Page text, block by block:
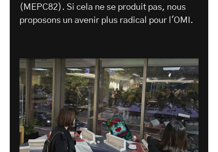
(MEPC82). Si cela ne se produit pas, nous
proposons un avenir plus radical pour l'OMI.